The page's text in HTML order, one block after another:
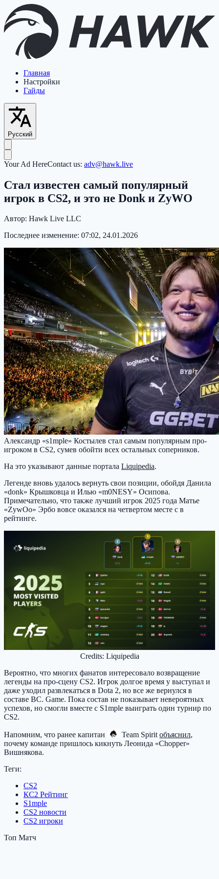
Главная
Настройки
Гайды
Русский
Your Ad HereContact us: adv@hawk.live
Стал известен самый популярный
игрок в CS2, и это не Donk и ZyWO
Автор: Hawk Live LLC
Последнее изменение: 07:02, 24.01.2026
Александр «s1mple» Костылев стал самым популярным про-
игроком в CS2, сумев обойти всех остальных соперников.
На это указывают данные портала Liquipedia.
Легенде вновь удалось вернуть свои позиции, обойдя Данила
«donk» Крышковца и Илью «m0NESY» Осипова.
Примечательно, что также лучший игрок 2025 года Матье
«ZywOo» Эрбо вовсе оказался на четвертом месте с в
рейтинге.
Credits: Liquipedia
Вероятно, что многих фанатов интересовало возвращение
легенды на про-сцену CS2. Игрок долгое время у выступал и
даже уходил развлекаться в Dota 2, но все же вернулся в
составе BC. Game. Пока состав не показывает невероятных
успехов, но смогли вместе с S1mple выиграть один турнир по
CS2.
Напомним, что ранее капитан Team Spirit объяснил,
почему команде пришлось кикнуть Леонида «Chopper»
Вишнякова.
Теги:
CS2
КС2 Рейтинг
S1mple
CS2 новости
CS2 игроки
Топ Матч